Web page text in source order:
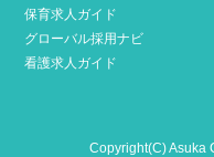
保育求人ガイド
グローバル採用ナビ
看護求人ガイド
Copyright(C) Asuka